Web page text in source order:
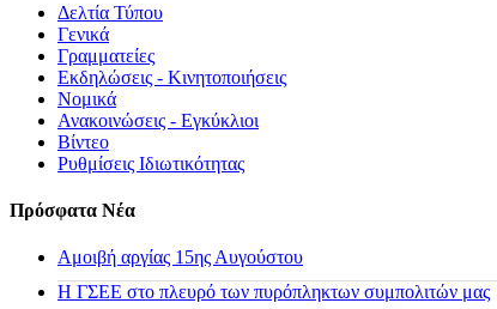
Δελτία Τύπου
Γενικά
Γραμματείες
Εκδηλώσεις - Κινητοποιήσεις
Νομικά
Ανακοινώσεις - Εγκύκλιοι
Βίντεο
Ρυθμίσεις Ιδιωτικότητας
Πρόσφατα Νέα
Αμοιβή αργίας 15ης Αυγούστου
H ΓΣΕΕ στο πλευρό των πυρόπληκτων συμπολιτών μας